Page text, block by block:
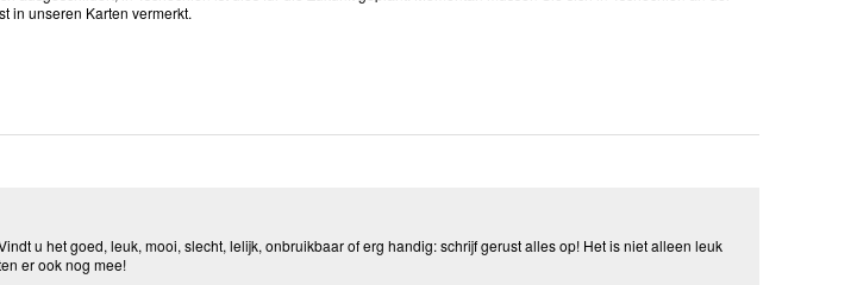
in unseren Karten vermerkt.
u het goed, leuk, mooi, slecht, lelijk, onbruikbaar of erg handig: schrijf gerust alles op! Het is niet alleen leuk
er ook nog mee!